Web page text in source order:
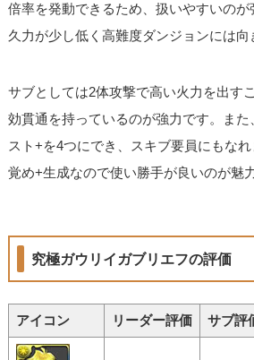
倍率を発動できるため、扱いやすいの
久力が少し低く高難度ダンジョンには向
サブとしては2体攻撃で高い火力を出す
効貫通を持っているのが強力です。ま
スト+を4つにでき、スキブ要員にもな
覚め+生成なので使い勝手が良いのが魅
究極ガウリイガブリエフの評価
アイコン リーダー評価 サブ評